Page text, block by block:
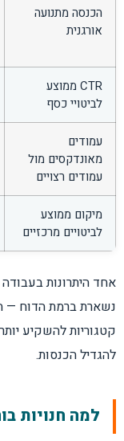
הכנסה מתנועה
אורגנית
CTR ממוצע
לביטויי כסף
עמודים
מאונדקסים מול
עמודים רצויים
מיקום ממוצע
לביטויים מרכזיים
אחד היתרונות
נשארת ברמת הדוח —
קטגוריות להשקיע
להגדיל הכנסות.
למה חנויות